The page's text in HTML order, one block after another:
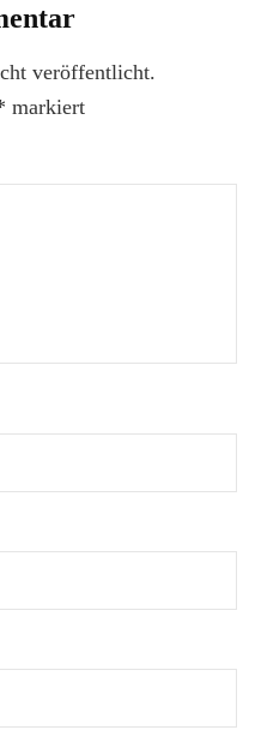
veröffentlicht.
markiert